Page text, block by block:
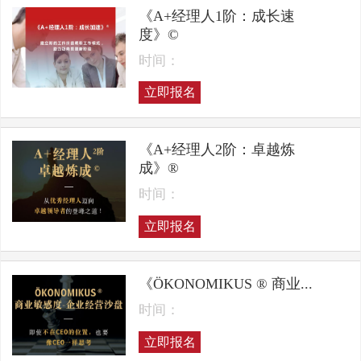
《A+经理人1阶：成长速
度》©
时间：
立即报名
《A+经理人2阶：卓越炼
成》®
时间：
立即报名
《ÖKONOMIKUS ® 商业...
时间：
立即报名